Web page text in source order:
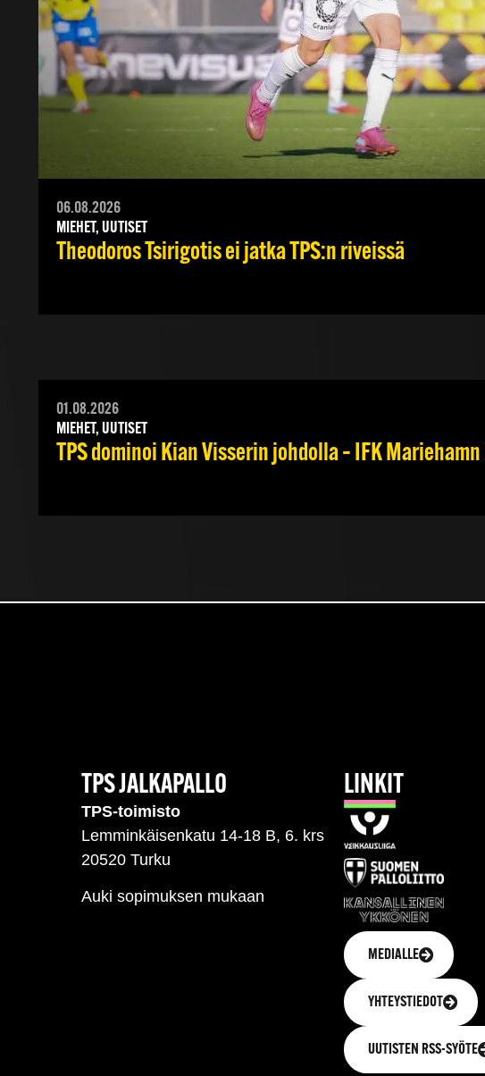
06.08.2026
MIEHET, UUTISET
Theodoros Tsirigotis ei jatka TPS:n riveissä
01.08.2026
MIEHET, UUTISET
TPS dominoi Kian Visserin johdolla – IFK
TPS JALKAPALLO
TPS-toimisto
Lemminkäisenkatu 14-18 B, 6. krs
20520 Turku
Auki sopimuksen mukaan
LINKIT
MEDIALLE
YHTEYSTIEDOT
UUTISTEN RSS-SYÖTE